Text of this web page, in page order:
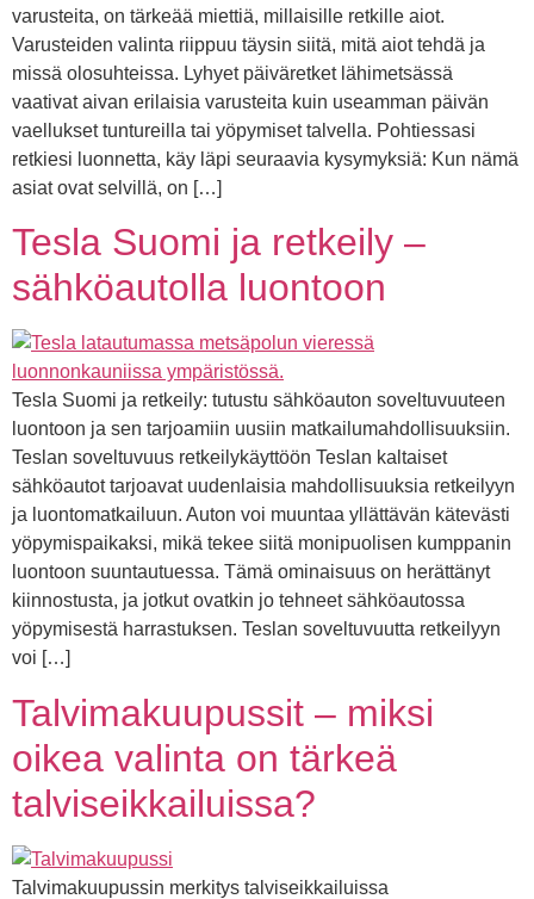
varusteita, on tärkeää miettiä, millaisille retkille aiot.
Varusteiden valinta riippuu täysin siitä, mitä aiot tehdä ja
missä olosuhteissa. Lyhyet päiväretket lähimetsässä
vaativat aivan erilaisia varusteita kuin useamman päivän
vaellukset tuntureilla tai yöpymiset talvella. Pohtiessasi
retkiesi luonnetta, käy läpi seuraavia kysymyksiä: Kun nämä
asiat ovat selvillä, on […]
Tesla Suomi ja retkeily –
sähköautolla luontoon
Tesla Suomi ja retkeily: tutustu sähköauton soveltuvuuteen
luontoon ja sen tarjoamiin uusiin matkailumahdollisuuksiin.
Teslan soveltuvuus retkeilykäyttöön Teslan kaltaiset
sähköautot tarjoavat uudenlaisia mahdollisuuksia retkeilyyn
ja luontomatkailuun. Auton voi muuntaa yllättävän kätevästi
yöpymispaikaksi, mikä tekee siitä monipuolisen kumppanin
luontoon suuntautuessa. Tämä ominaisuus on herättänyt
kiinnostusta, ja jotkut ovatkin jo tehneet sähköautossa
yöpymisestä harrastuksen. Teslan soveltuvuutta retkeilyyn
voi […]
Talvimakuupussit – miksi
oikea valinta on tärkeä
talviseikkailuissa?
Talvimakuupussin merkitys talviseikkailuissa